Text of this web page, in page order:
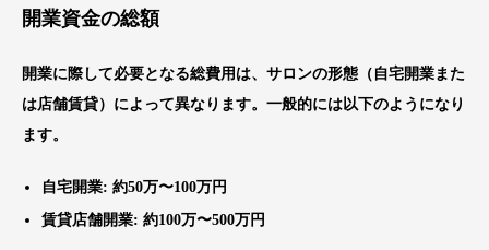
開業資金の総額
開業に際して必要となる総費用は、サロンの形態（自宅開業また
は店舗賃貸）によって異なります。一般的には以下のようになり
ます。
自宅開業: 約50万〜100万円
賃貸店舗開業: 約100万〜500万円